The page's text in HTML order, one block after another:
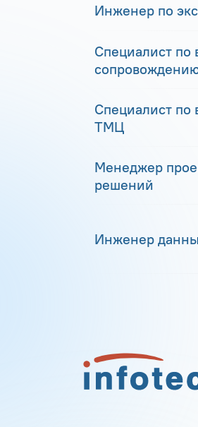
Инженер по
Специалист по
Специалист по
ТМЦ
Менеджер
решений
Инженер